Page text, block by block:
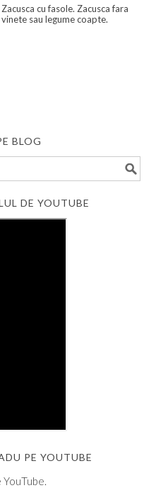
Zacusca cu fasole. Zacusca fara
vinete sau legume coapte.
BLOG
DE YOUTUBE
PE YOUTUBE